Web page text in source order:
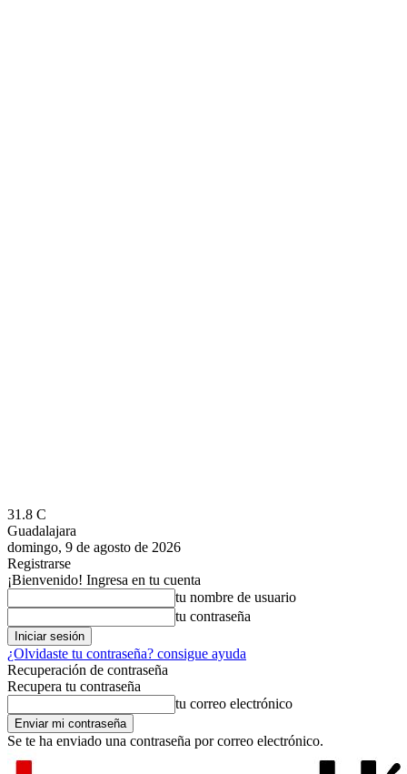
31.8 C
Guadalajara
domingo, 9 de agosto de 2026
Registrarse
¡Bienvenido! Ingresa en tu cuenta
tu nombre de usuario
tu contraseña
¿Olvidaste tu contraseña? consigue ayuda
Recuperación de contraseña
Recupera tu contraseña
tu correo electrónico
Se te ha enviado una contraseña por correo electrónico.